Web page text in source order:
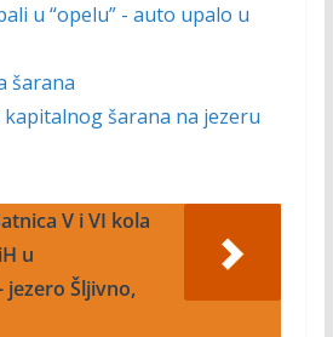
u “opelu” - auto upalo u
šarana
šarana na jezeru
V i VI kola
u
jezero Šljivno,